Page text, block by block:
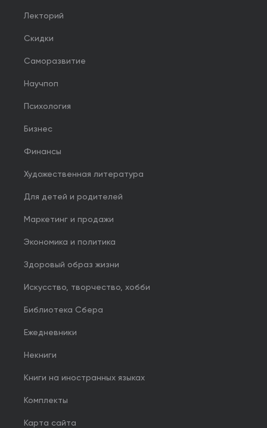
Лекторий
Скидки
Саморазвитие
Научпоп
Психология
Бизнес
Финансы
Художественная литература
Для детей и родителей
Маркетинг и продажи
Экономика и политика
Здоровый образ жизни
Искусство, творчество, хобби
Библиотека Сбера
Ежедневники
Некниги
Книги на иностранных языках
Комплекты
Карта сайта